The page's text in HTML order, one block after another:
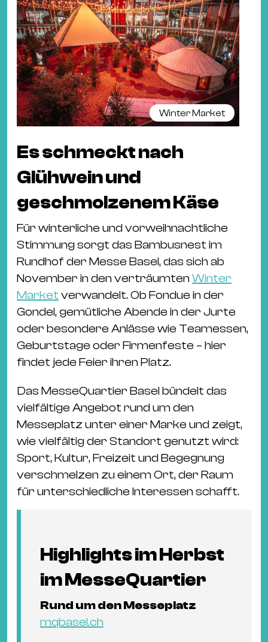
Winter Market
Es schmeckt nach
Glühwein und
geschmolzenem Käse
Für winterliche und vorweihnachtliche
Stimmung sorgt das Bambusnest im
Rundhof der Messe Basel, das sich ab
November in den verträumtenWinter
Market verwandelt. Ob Fondue in der
Gondel, gemütliche Abende in der Jurte
oder besondere Anlässe wie Teamessen,
Geburtstage oder Firmenfeste – hier
findet jede Feier ihren Platz.
Das MesseQuartier Basel bündelt das
vielfältige Angebot rund um den
Messeplatz unter einer Marke und zeigt,
wie vielfältig der Standort genutzt wird:
Sport, Kultur, Freizeit und Begegnung
verschmelzen zu einem Ort, der Raum
für unterschiedliche Interessen schafft.
Highlights im Herbst
im MesseQuartier
Rund um den Messeplatz
mqbasel.ch